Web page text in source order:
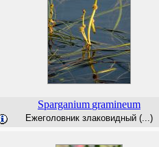
Sparganium gramineum
Ежеголовник злаковидный (...)